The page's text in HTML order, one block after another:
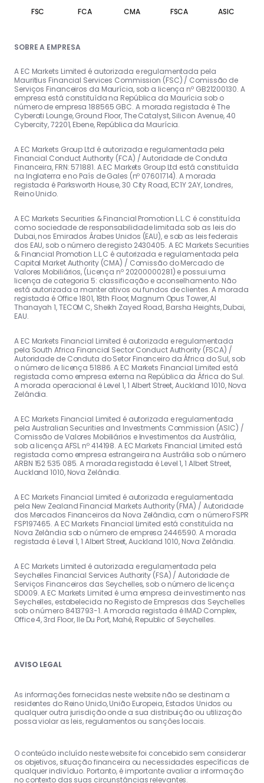
FSC FCA CMA FSCA ASIC
SOBRE A EMPRESA
A EC Markets Limited é autorizada e regulamentada pela
Mauritius Financial Services Commission (FSC) / Comissão de
Serviços Financeiros da Maurícia, sob a licença nº GB21200130. A
empresa está constituída na República da Maurícia sob o
número de empresa 188565 GBC. A morada registada é The
Cyberati Lounge, Ground Floor, The Catalyst, Silicon Avenue, 40
Cybercity, 72201, Ebene, República da Maurícia.
A EC Markets Group Ltd é autorizada e regulamentada pela
Financial Conduct Authority (FCA) / Autoridade de Conduta
Financeira, FRN: 571881. A EC Markets Group Ltd está constituída
na Inglaterra e no País de Gales (nº 07601714). A morada
registada é Parksworth House, 30 City Road, EC1Y 2AY, Londres,
Reino Unido.
A EC Markets Securities & Financial Promotion L.L.C é constituída
como sociedade de responsabilidade limitada sob as leis do
Dubai, nos Emirados Árabes Unidos (EAU), e sob as leis federais
dos EAU, sob o número de registo 2430405. A EC Markets Securities
& Financial Promotion L.L.C é autorizada e regulamentada pela
Capital Market Authority (CMA) / Comissão do Mercado de
Valores Mobiliários, (Licença nº 20200000281) e possui uma
licença de categoria 5: classificação e aconselhamento. Não
está autorizada a manter ativos ou fundos de clientes. A morada
registada é Office 1801, 18th Floor, Magnum Opus Tower, Al
Thanayah 1, TECOM C, Sheikh Zayed Road, Barsha Heights, Dubai,
EAU.
A EC Markets Financial Limited é autorizada e regulamentada
pela South Africa Financial Sector Conduct Authority (FSCA) /
Autoridade de Conduta do Setor Financeiro da África do Sul, sob
o número de licença 51886. A EC Markets Financial Limited está
registada como empresa externa na República da África do Sul.
A morada operacional é Level 1, 1 Albert Street, Auckland 1010, Nova
Zelândia.
A EC Markets Financial Limited é autorizada e regulamentada
pela Australian Securities and Investments Commission (ASIC) /
Comissão de Valores Mobiliários e Investimentos da Austrália,
sob a licença AFSL nº 414198. A EC Markets Financial Limited está
registada como empresa estrangeira na Austrália sob o número
ARBN 152 535 085. A morada registada é Level 1, 1 Albert Street,
Auckland 1010, Nova Zelândia.
A EC Markets Financial Limited é autorizada e regulamentada
pela New Zealand Financial Markets Authority (FMA) / Autoridade
dos Mercados Financeiros da Nova Zelândia, com o número FSPR
FSP197465. A EC Markets Financial Limited está constituída na
Nova Zelândia sob o número de empresa 2446590. A morada
registada é Level 1, 1 Albert Street, Auckland 1010, Nova Zelândia.
A EC Markets Limited é autorizada e regulamentada pela
Seychelles Financial Services Authority (FSA) / Autoridade de
Serviços Financeiros das Seychelles, sob o número de licença
SD009. A EC Markets Limited é uma empresa de investimento nas
Seychelles, estabelecida no Registo de Empresas das Seychelles
sob o número 8413793-1. A morada registada é IMAD Complex,
Office 4, 3rd Floor, Ile Du Port, Mahé, Republic of Seychelles.
AVISO LEGAL
As informações fornecidas neste website não se destinam a
residentes do Reino Unido, União Europeia, Estados Unidos ou
qualquer outra jurisdição onde a sua distribuição ou utilização
possa violar as leis, regulamentos ou sanções locais.
O conteúdo incluído neste website foi concebido sem considerar
os objetivos, situação financeira ou necessidades específicas de
qualquer indivíduo. Portanto, é importante avaliar a informação
no contexto das suas circunstâncias relevantes.